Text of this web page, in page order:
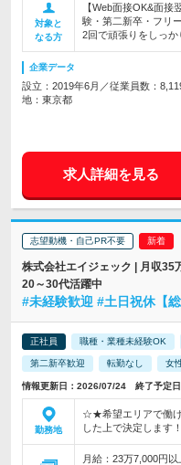
対象と
なる方
【Web面接OK&面
験・第二新卒・フリ
2回で頑張りをしっか
企業データ
設立：2019年6月／従業員数：
地：東京都
求人詳細を見る
志望動機・自己PR不要
株式会社エイジェック | 月収35
20～30代活躍中
#未経験歓迎 #土日祝休【
正社員 職種・業種未経験OK
第二新卒歓迎 転勤なし 女
情報更新日：2026/07/24 終了予定
勤務地
☆★希望エリアで働
した上で決定します
月給：23万7,000円